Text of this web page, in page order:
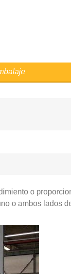
o
o ambos lados